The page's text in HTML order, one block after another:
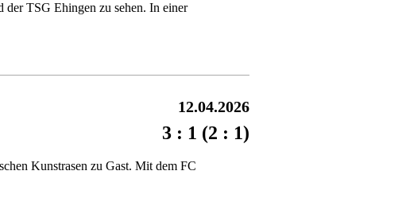
der TSG Ehingen zu sehen. In einer
12.04.2026
3 : 1 (2 : 1)
Kunstrasen zu Gast. Mit dem FC